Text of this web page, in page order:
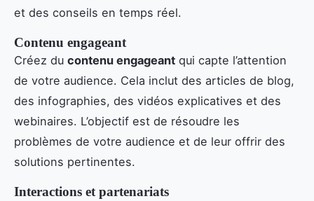
et des conseils en temps réel.
Contenu engageant
Créez du contenu engageant qui capte l’attention
de votre audience. Cela inclut des articles de blog,
des infographies, des vidéos explicatives et des
webinaires. L’objectif est de résoudre les
problèmes de votre audience et de leur offrir des
solutions pertinentes.
Interactions et partenariats